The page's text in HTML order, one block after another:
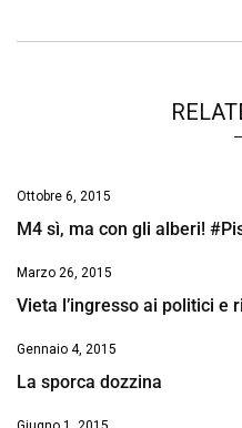
Ottobre 6, 2015
M4 sì, ma con gli alberi!
Marzo 26, 2015
Vieta l’ingresso ai politici e
Gennaio 4, 2015
La sporca dozzina